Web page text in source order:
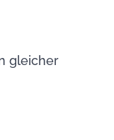
gleicher